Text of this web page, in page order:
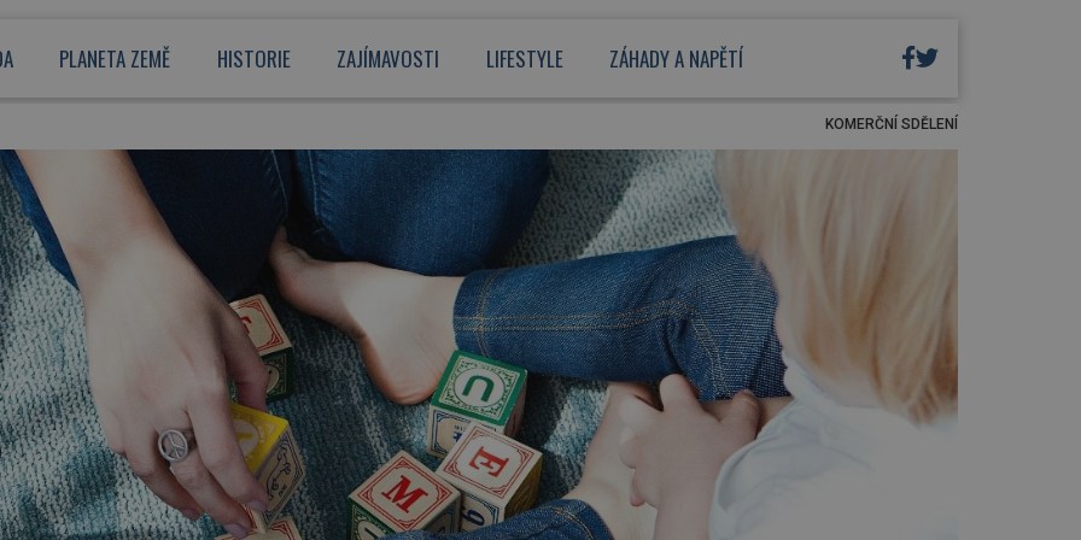
PLANETA ZEMĚ HISTORIE ZAJÍMAVOSTI LIFESTYLE ZÁHADY A NAPĚTÍ
KOMERČNÍ SDĚLENÍ